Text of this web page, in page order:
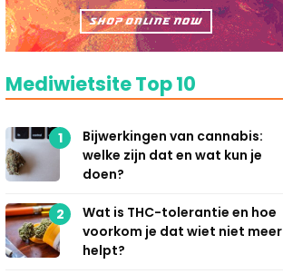
Mediwietsite Top 10
1
Bijwerkingen van cannabis:
welke zijn dat en wat kun je
doen?
2
Wat is THC-tolerantie en hoe
voorkom je dat wiet niet meer
helpt?